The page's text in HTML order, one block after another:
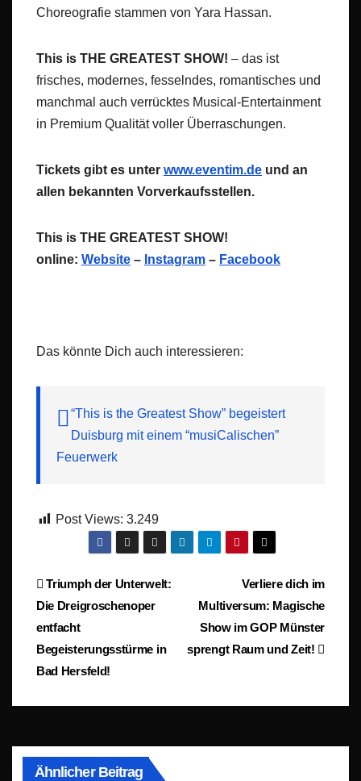
Choreografie stammen von Yara Hassan.
This is THE GREATEST SHOW! – das ist
frisches, modernes, fesselndes, romantisches und
manchmal auch verrücktes Musical-Entertainment
in Premium Qualität voller Überraschungen.
Tickets gibt es unter www.eventim.de und an
allen bekannten Vorverkaufsstellen.
This is THE GREATEST SHOW!
online: Website – Instagram – Facebook
Das könnte Dich auch interessieren:
“This is the Greatest Show” begeistert
Duisburg mit einem “musiCalischen”
Feuerwerk
Post Views: 3.249
BeitragsnavigationVerliere dich im
Multiversum: Magische
Show im GOP Münster
sprengt Raum und Zeit!
Triumph der Unterwelt:
Die Dreigroschenoper
entfacht
Begeisterungsstürme in
Bad Hersfeld!
Ähnlicher Beitrag